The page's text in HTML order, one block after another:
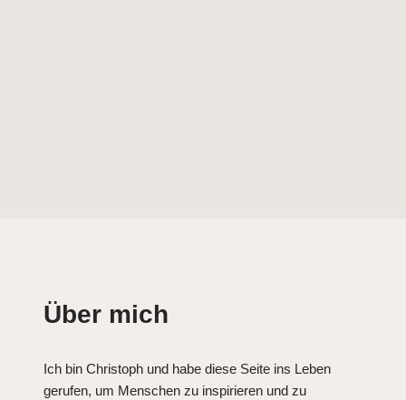
Über mich
Ich bin Christoph und habe diese Seite ins Leben
gerufen, um Menschen zu inspirieren und zu